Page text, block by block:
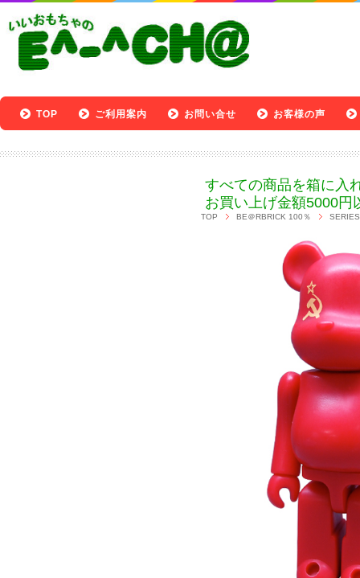
TOP ご利用案内 お問い合せ お客様の声
すべての商品を箱に入
お買い上げ金額5000円
TOP BE＠RBRICK 100％